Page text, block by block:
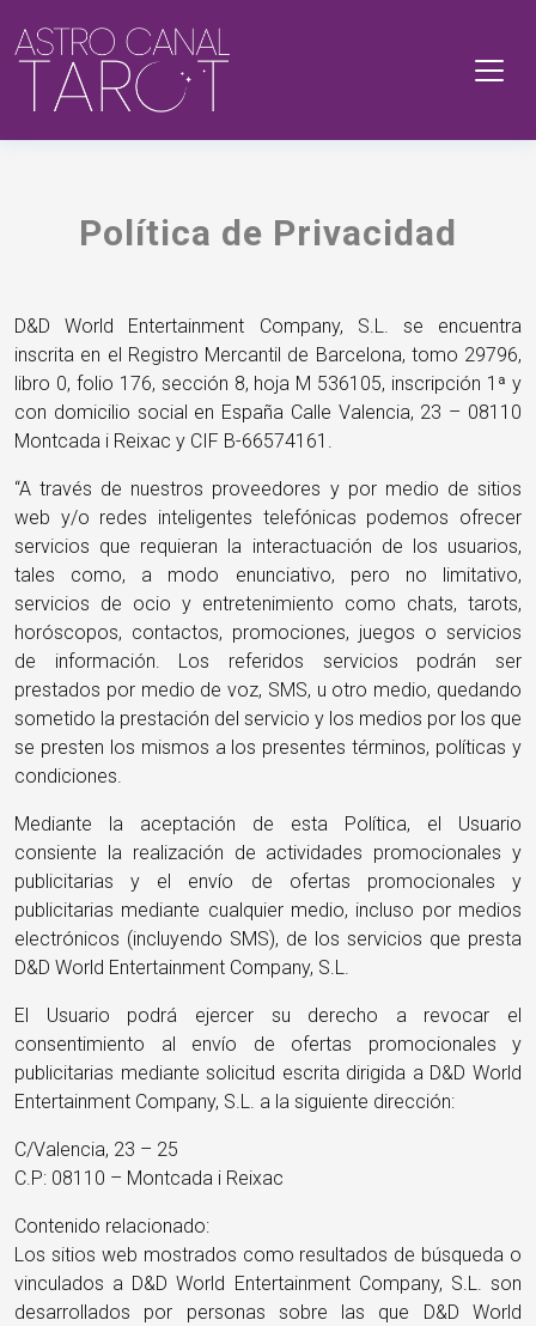
Política de Privacidad
D&D World Entertainment Company, S.L. se encuentra
inscrita en el Registro Mercantil de Barcelona, tomo 29796,
libro 0, folio 176, sección 8, hoja M 536105, inscripción 1ª y
con domicilio social en España Calle Valencia, 23 – 08110
Montcada i Reixac y CIF B-66574161.
“A través de nuestros proveedores y por medio de sitios
web y/o redes inteligentes telefónicas podemos ofrecer
servicios que requieran la interactuación de los usuarios,
tales como, a modo enunciativo, pero no limitativo,
servicios de ocio y entretenimiento como chats, tarots,
horóscopos, contactos, promociones, juegos o servicios
de información. Los referidos servicios podrán ser
prestados por medio de voz, SMS, u otro medio, quedando
sometido la prestación del servicio y los medios por los que
se presten los mismos a los presentes términos, políticas y
condiciones.
Mediante la aceptación de esta Política, el Usuario
consiente la realización de actividades promocionales y
publicitarias y el envío de ofertas promocionales y
publicitarias mediante cualquier medio, incluso por medios
electrónicos (incluyendo SMS), de los servicios que presta
D&D World Entertainment Company, S.L.
El Usuario podrá ejercer su derecho a revocar el
consentimiento al envío de ofertas promocionales y
publicitarias mediante solicitud escrita dirigida a D&D World
Entertainment Company, S.L. a la siguiente dirección:
C/Valencia, 23 – 25
C.P: 08110 – Montcada i Reixac
Contenido relacionado:
Los sitios web mostrados como resultados de búsqueda o
vinculados a D&D World Entertainment Company, S.L. son
desarrollados por personas sobre las que D&D World